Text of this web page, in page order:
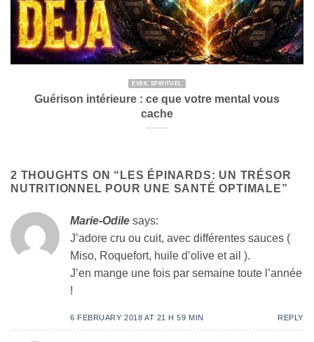
ÉVEIL SPIRITUEL
Guérison intérieure : ce que votre mental vous
cache
2 THOUGHTS ON “ LES ÉPINARDS: UN TRÉSOR
NUTRITIONNEL POUR UNE SANTÉ OPTIMALE”
Marie-Odile says:
J’adore cru ou cuit, avec différentes sauces (
Miso, Roquefort, huile d’olive et ail ).
J’en mange une fois par semaine toute l’année
!
6 FEBRUARY 2018 AT 21 H 59 MIN REPLY